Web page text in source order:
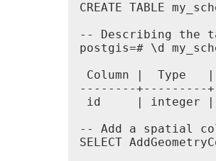
CREATE TABLE
-- Describing the
postgis=# \d
Column |
--------
id     | integer |
-- Add a spatial
SELECT